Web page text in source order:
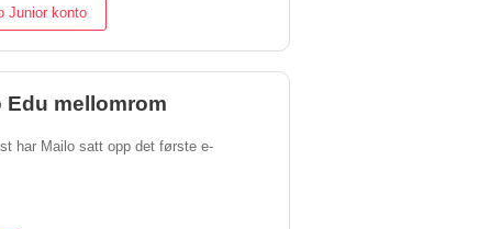
Junior konto
Edu mellomrom
har Mailo satt opp det første e-